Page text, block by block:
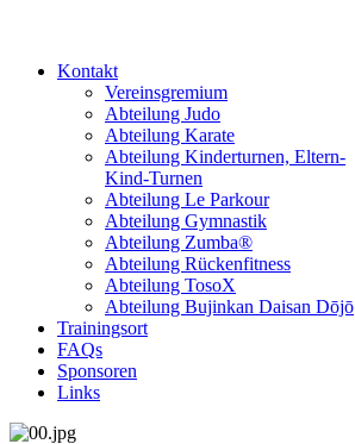
Kontakt
Vereinsgremium
Abteilung Judo
Abteilung Karate
Abteilung Kinderturnen, Eltern-
Kind-Turnen
Abteilung Le Parkour
Abteilung Gymnastik
Abteilung Zumba®
Abteilung Rückenfitness
Abteilung TosoX
Abteilung Bujinkan Daisan Dōjō
Trainingsort
FAQs
Sponsoren
Links